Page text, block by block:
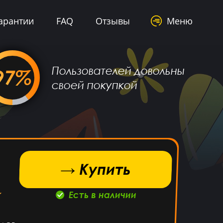
FAQ Отзывы Меню
Пользователей довольны
своей покупкой
→ Купить
Есть в наличии